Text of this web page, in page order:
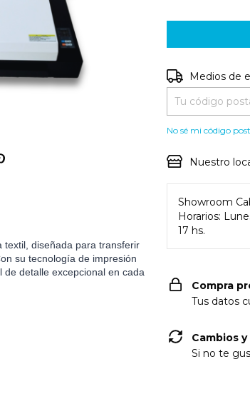
textil, diseñada para transferir
su tecnología de impresión
detalle excepcional en cada
Entregas para el
Medios de
No sé mi código
Nuestro
Showroom
Horarios:
17 hs.
Compra
Tus datos
Cambios
Si no te